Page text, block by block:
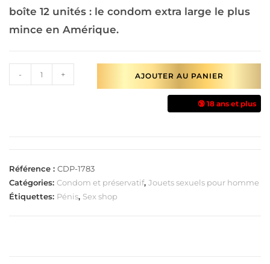
boîte 12 unités : le condom extra large le plus
mince en Amérique.
- + AJOUTER AU PANIER
🔞 18 ans et plus
Référence : CDP-1783
Catégories: Condom et préservatif, Jouets sexuels pour homme
Étiquettes: Pénis, Sex shop